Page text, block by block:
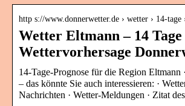
http s://www.donnerwetter.de › wetter › 14-tage
Wetter Eltmann – 14 Tage
Wettervorhersage
14-Tage-Prognose für die Region Eltmann
– das könnte Sie auch interessieren: ·
Nachrichten · Wetter-Meldungen · Zitat